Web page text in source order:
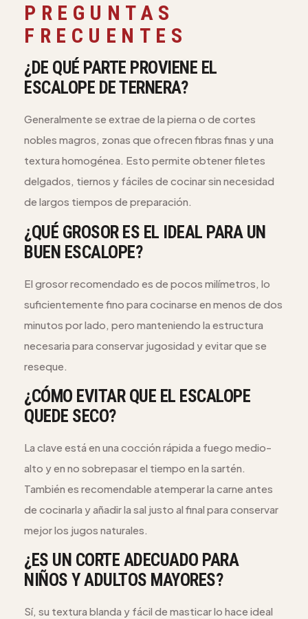
PREGUNTAS
FRECUENTES
¿DE QUÉ PARTE PROVIENE EL
ESCALOPE DE TERNERA?
Generalmente se extrae de la pierna o de cortes
nobles magros, zonas que ofrecen fibras finas y una
textura homogénea. Esto permite obtener filetes
delgados, tiernos y fáciles de cocinar sin necesidad
de largos tiempos de preparación.
¿QUÉ GROSOR ES EL IDEAL PARA UN
BUEN ESCALOPE?
El grosor recomendado es de pocos milímetros, lo
suficientemente fino para cocinarse en menos de dos
minutos por lado, pero manteniendo la estructura
necesaria para conservar jugosidad y evitar que se
reseque.
¿CÓMO EVITAR QUE EL ESCALOPE
QUEDE SECO?
La clave está en una cocción rápida a fuego medio-
alto y en no sobrepasar el tiempo en la sartén.
También es recomendable atemperar la carne antes
de cocinarla y añadir la sal justo al final para conservar
mejor los jugos naturales.
¿ES UN CORTE ADECUADO PARA
NIÑOS Y ADULTOS MAYORES?
Sí, su textura blanda y fácil de masticar lo hace ideal